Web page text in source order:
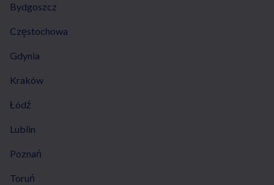
Bydgoszcz
Częstochowa
Gdynia
Kraków
Łódź
Lublin
Poznań
Toruń